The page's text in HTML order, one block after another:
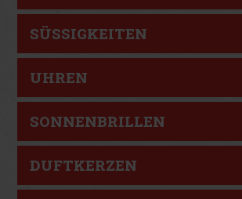
SÜSSIGKEITEN
UHREN
SONNENBRILLEN
DUFTKERZEN